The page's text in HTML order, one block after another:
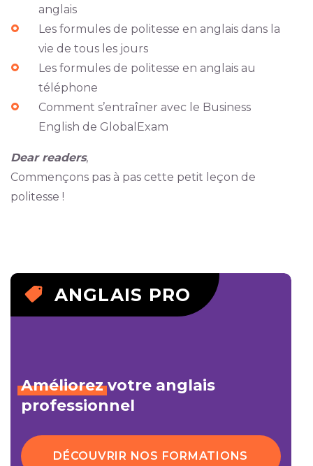
anglais
Les formules de politesse en anglais dans la
vie de tous les jours
Les formules de politesse en anglais au
téléphone
Comment s’entraîner avec le Business
English de GlobalExam
Dear readers,
Commençons pas à pas cette petit leçon de
politesse !
ANGLAIS PRO
Améliorezvotre anglais
professionnel
DÉCOUVRIR NOS FORMATIONS